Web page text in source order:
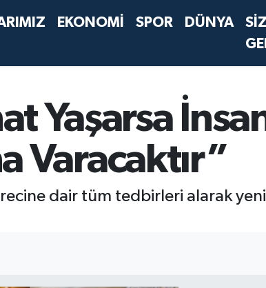
EKONOMİ SPOR DÜNYA
Yaşarsa
Varacaktır”
dair tüm tedbirleri alarak